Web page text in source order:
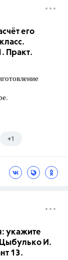
его
Практ.
+1
укажите
И.
13.